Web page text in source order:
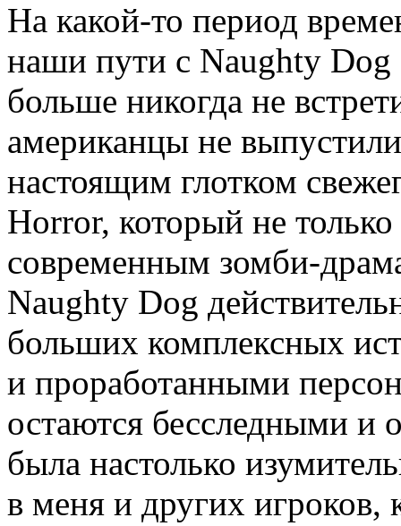
На какой-то период
наши пути с Naughty Dog
больше никогда не
американцы не
настоящим глотком
Horror, который не
современным зомби-
Naughty Dog
больших комплексных
и проработанными
остаются бесследными и
была настолько
в меня и других игроков,